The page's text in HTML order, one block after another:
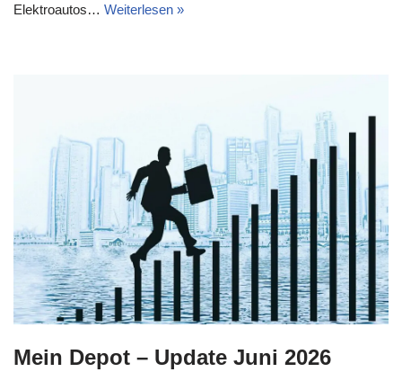
Elektroautos… Weiterlesen »
Mein Depot – Update Juni 2026